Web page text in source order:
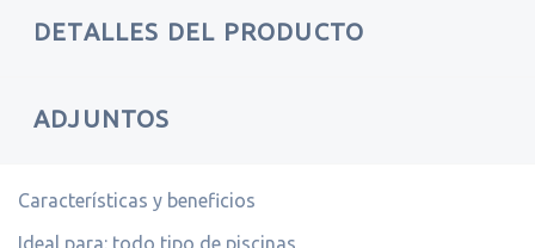
DETALLES DEL PRODUCTO
ADJUNTOS
Características y beneficios
Ideal para: todo tipo de piscinas